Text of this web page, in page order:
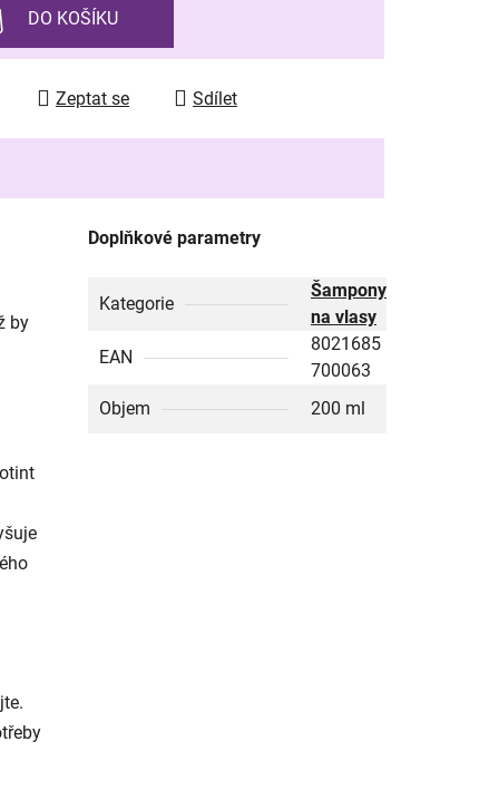
DO KOŠÍKU
Zeptat se Sdílet
by
Doplňkové parametry
Kategorie
Šampony
na vlasy
EAN
8021685
700063
Objem
200 ml